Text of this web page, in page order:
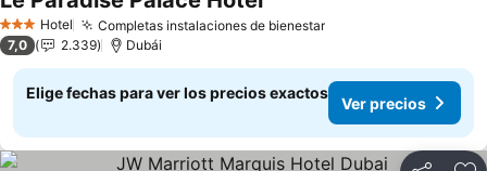
3 Estrellas
Hotel Completas instalaciones de bienestar
7,0 2.339 Dubái
Elige fechas para ver los precios exactos
Ver precios